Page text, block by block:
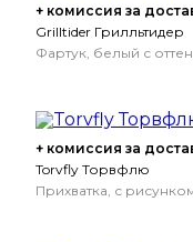
+ комиссия за
Grilltider Грилльтидер
Фартук, белый с
+ комиссия за
Torvfly Торвфлю
Прихватка, с